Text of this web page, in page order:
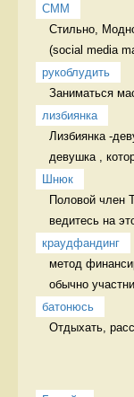
СММ
Стильно,
(social media
рукоблудить
Заниматься
лизбиянка
Лизбиянка -
девушка ,
Шнюк
Половой член
ведитесь на
краудфандинг
метод
обычно
батонюсь
Отдыхать,